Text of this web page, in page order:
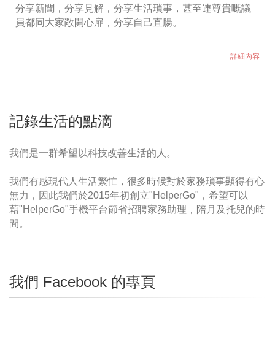
分享新聞，分享見解，分享生活瑣事，甚至連尊貴嘅議
員都同大家敞開心扉，分享自己直腸。
詳細內容
記錄生活的點滴
我們是一群希望以科技改善生活的人。
我們有感現代人生活繁忙，很多時候對於家務瑣事顯得有心
無力，因此我們於2015年初創立"HelperGo"，希望可以
藉"HelperGo"手機平台節省招聘家務助理，陪月及托兒的時
間。
我們 Facebook 的專頁